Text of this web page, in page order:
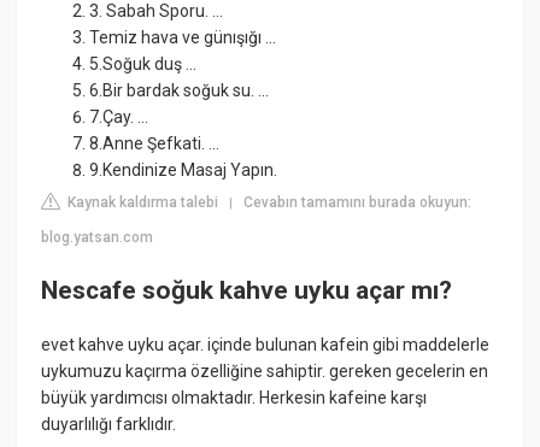
3. Sabah Sporu. ...
Temiz hava ve günışığı ...
5.Soğuk duş ...
6.Bir bardak soğuk su. ...
7.Çay. ...
8.Anne Şefkati. ...
9.Kendinize Masaj Yapın.
Kaynak kaldırma talebi |Cevabın tamamını burada okuyun:
blog.yatsan.com
Nescafe soğuk kahve uyku açar mı?
evet kahve uyku açar. içinde bulunan kafein gibi maddelerle
uykumuzu kaçırma özelliğine sahiptir. gereken gecelerin en
büyük yardımcısı olmaktadır. Herkesin kafeine karşı
duyarlılığı farklıdır.